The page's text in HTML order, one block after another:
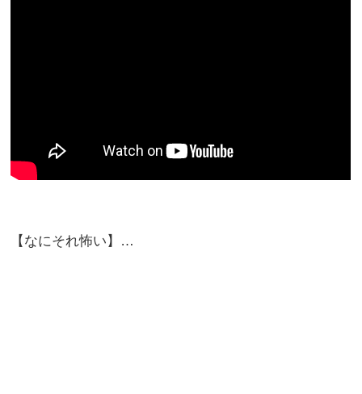
【なにそれ怖い】…